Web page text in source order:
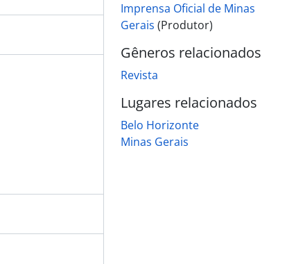
Imprensa Oficial de Minas
Gerais (Produtor)
Gêneros relacionados
Revista
Lugares relacionados
Belo Horizonte
Minas Gerais